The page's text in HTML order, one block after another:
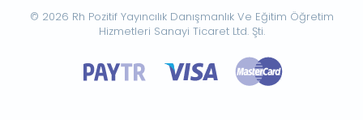
© 2026 Rh Pozitif Yayıncılık Danışmanlık Ve Eğitim Öğretim
Hizmetleri Sanayi Ticaret Ltd. Şti.